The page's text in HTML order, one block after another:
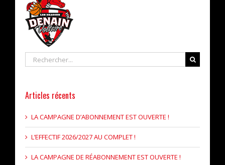
Rechercher
Articles récents
LA CAMPAGNE D’ABONNEMENT EST OUVERTE !
L’EFFECTIF 2026/2027 AU COMPLET !
LA CAMPAGNE DE RÉABONNEMENT EST OUVERTE !